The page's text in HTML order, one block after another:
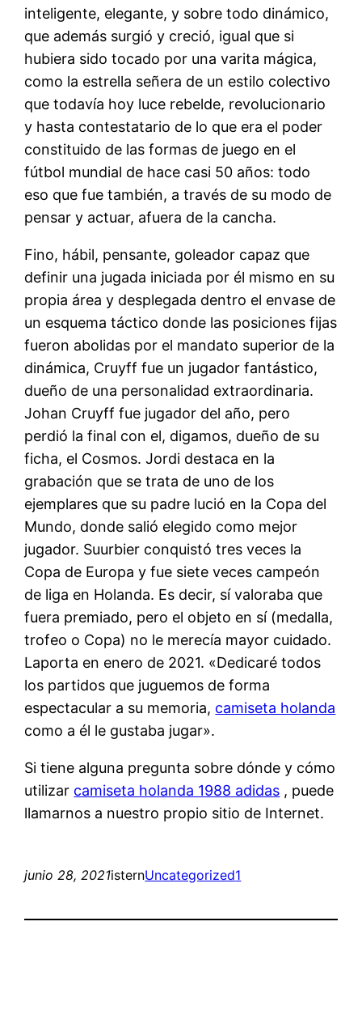
inteligente, elegante, y sobre todo dinámico,
que además surgió y creció, igual que si
hubiera sido tocado por una varita mágica,
como la estrella señera de un estilo colectivo
que todavía hoy luce rebelde, revolucionario
y hasta contestatario de lo que era el poder
constituido de las formas de juego en el
fútbol mundial de hace casi 50 años: todo
eso que fue también, a través de su modo de
pensar y actuar, afuera de la cancha.
Fino, hábil, pensante, goleador capaz que
definir una jugada iniciada por él mismo en su
propia área y desplegada dentro el envase de
un esquema táctico donde las posiciones fijas
fueron abolidas por el mandato superior de la
dinámica, Cruyff fue un jugador fantástico,
dueño de una personalidad extraordinaria.
Johan Cruyff fue jugador del año, pero
perdió la final con el, digamos, dueño de su
ficha, el Cosmos. Jordi destaca en la
grabación que se trata de uno de los
ejemplares que su padre lució en la Copa del
Mundo, donde salió elegido como mejor
jugador. Suurbier conquistó tres veces la
Copa de Europa y fue siete veces campeón
de liga en Holanda. Es decir, sí valoraba que
fuera premiado, pero el objeto en sí (medalla,
trofeo o Copa) no le merecía mayor cuidado.
Laporta en enero de 2021. «Dedicaré todos
los partidos que juguemos de forma
espectacular a su memoria, camiseta holanda
como a él le gustaba jugar».
Si tiene alguna pregunta sobre dónde y cómo
utilizar camiseta holanda 1988 adidas , puede
llamarnos a nuestro propio sitio de Internet.
junio 28, 2021isternUncategorized1